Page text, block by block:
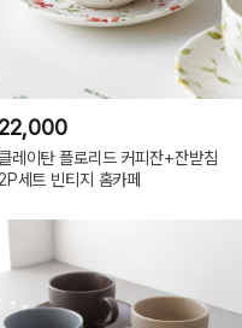
22,000
레이탄 플로리드 커피잔+잔받침
2P세트 빈티지 홈카페